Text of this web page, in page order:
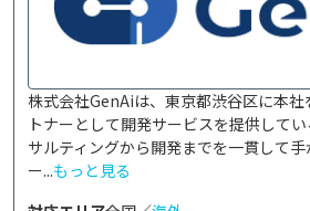
株式会社GenAiは、東京都渋谷区に本社
トナーとして開発サービスを提供して
サルティングから開発までを一貫して
ー...もっと見る